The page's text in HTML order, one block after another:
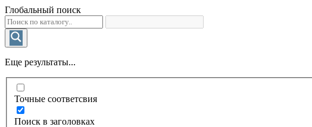
Глобальный поиск
Еще результаты...
Точные соответсвия
Поиск в заголовках